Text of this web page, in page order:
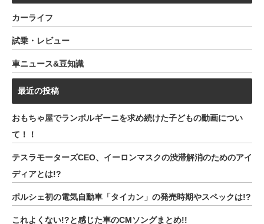
カーライフ
試乗・レビュー
車ニュース&豆知識
最近の投稿
おもちゃ屋でランボルギーニを求め続けた子どもの動画につい
て！！
テスラモーターズCEO、イーロンマスクの渋滞解消のためのアイ
ディアとは!?
ポルシェ初の電気自動車「タイカン」の発売時期やスペックは!?
これよくない!?と感じた車のCMソングまとめ!!